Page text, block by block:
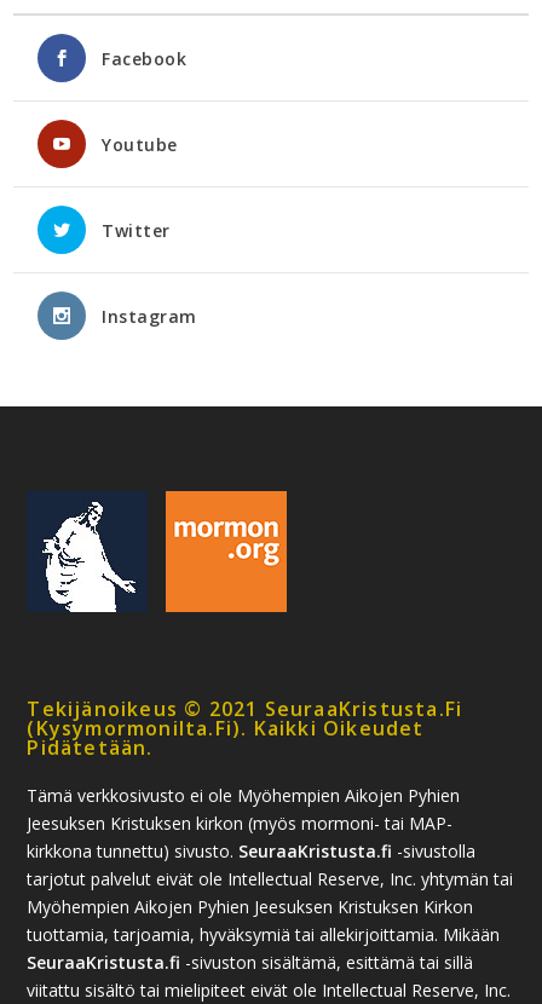
Facebook
Youtube
Twitter
Instagram
Tekijänoikeus © 2021 SeuraaKristusta.fi
(kysymormonilta.fi). Kaikki Oikeudet
Pidätetään.
Tämä verkkosivusto ei ole Myöhempien Aikojen Pyhien
Jeesuksen Kristuksen kirkon (myös mormoni- tai MAP-
kirkkona tunnettu) sivusto. SeuraaKristusta.fi -sivustolla
tarjotut palvelut eivät ole Intellectual Reserve, Inc. yhtymän tai
Myöhempien Aikojen Pyhien Jeesuksen Kristuksen Kirkon
tuottamia, tarjoamia, hyväksymiä tai allekirjoittamia. Mikään
SeuraaKristusta.fi -sivuston sisältämä, esittämä tai sillä
viitattu sisältö tai mielipiteet eivät ole Intellectual Reserve, Inc.